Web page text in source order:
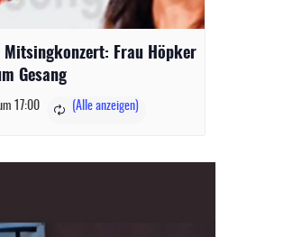
Mitsingkonzert: Frau Höpker
Gesang
17:00